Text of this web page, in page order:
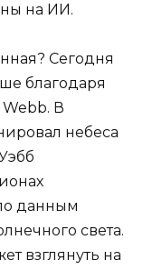
на ИИ.
Сегодня
благодаря
В
небеса
данным
света.
взглянуть на